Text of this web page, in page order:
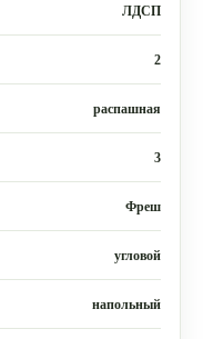
ЛДСП
2
распашная
3
Фреш
угловой
напольный